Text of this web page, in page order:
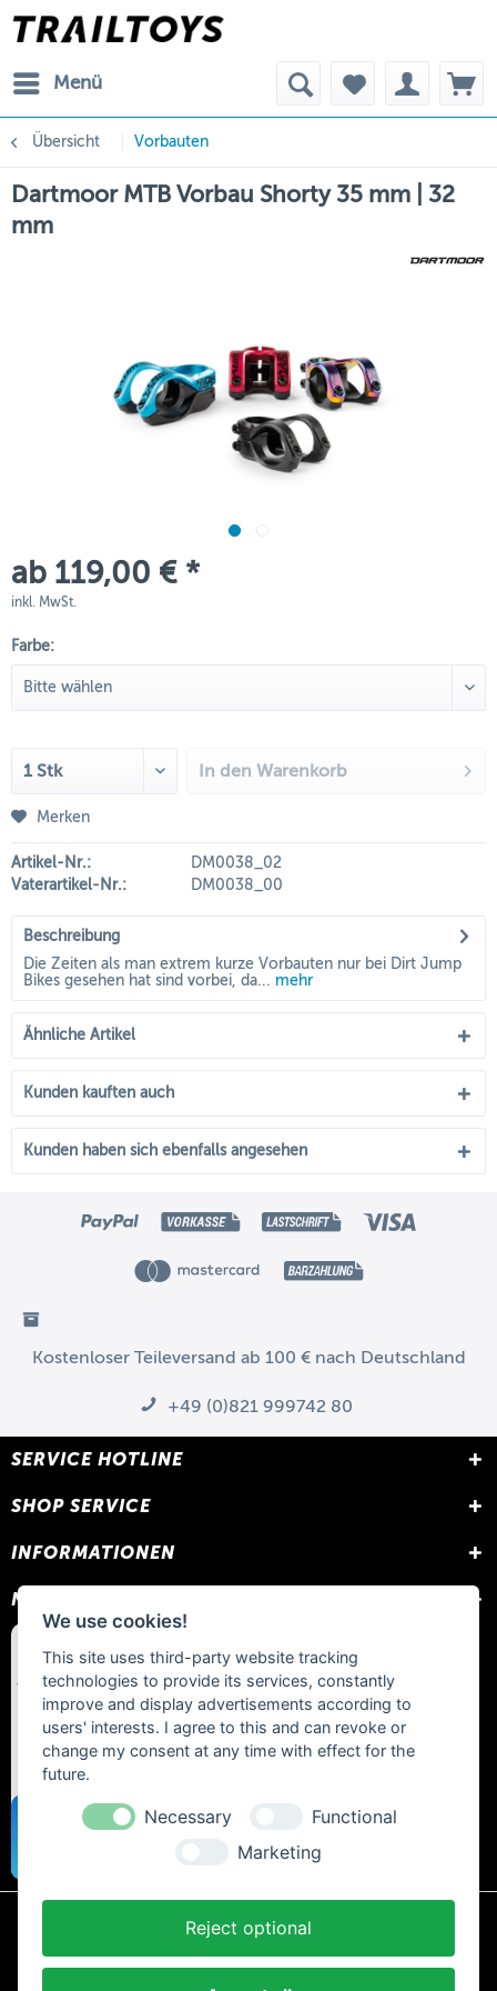
Menü
Übersicht Vorbauten
Dartmoor MTB Vorbau Shorty 35 mm | 32
mm
ab 119,00 € *
inkl. MwSt.
Farbe:
In den Warenkorb
Merken
Artikel-Nr.:
DM0038_02
Vaterartikel-Nr.:
DM0038_00
Beschreibung
Die Zeiten als man extrem kurze Vorbauten nur bei Dirt Jump
Bikes gesehen hat sind vorbei, da... mehr
Ähnliche Artikel
Kunden kauften auch
Kunden haben sich ebenfalls angesehen
Kostenloser Teileversand ab 100 € nach Deutschland
+49 (0)821 999742 80
SERVICE HOTLINE
SHOP SERVICE
INFORMATIONEN
NEWSLETTER
* Alle Preise inkl. gesetzl. Mehrwertsteuer zzgl.
Nachnahmegebühren, wenn nicht anders beschrieben.
We use cookies!
This site uses third-party website tracking
technologies to provide its services, constantly
improve and display advertisements according to
users' interests. I agree to this and can revoke or
change my consent at any time with effect for the
future.
Necessary
Functional
Marketing
Reject optional